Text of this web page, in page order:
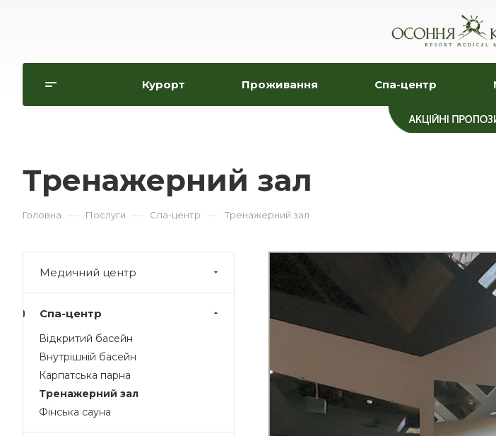
Курорт Проживання Спа-центр
Тренажерний зал
Головна — Послуги — Спа-центр — Тренажерний зал
Медичний центр
Спа-центр
Відкритий басейн
Внутрішній басейн
Карпатська парна
Тренажерний зал
Фінська сауна